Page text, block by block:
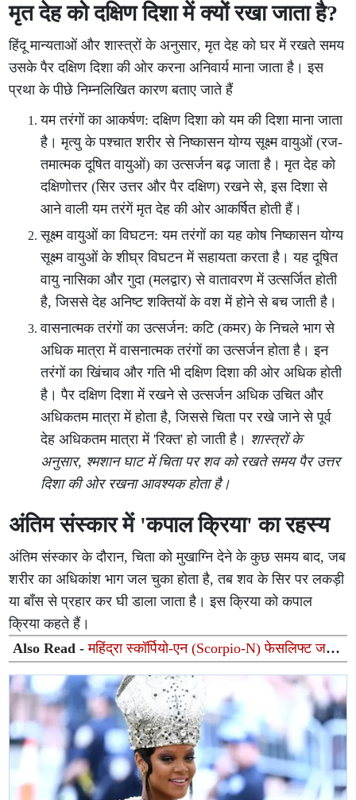
मृत देह को दक्षिण दिशा में क्यों रखा जाता है?
हिंदू मान्यताओं और शास्त्रों के अनुसार, मृत देह को घर में रखते समय
उसके पैर दक्षिण दिशा की ओर करना अनिवार्य माना जाता है। इस
प्रथा के पीछे निम्नलिखित कारण बताए जाते हैं
यम तरंगों का आकर्षण: दक्षिण दिशा को यम की दिशा माना जाता
है। मृत्यु के पश्चात शरीर से निष्कासन योग्य सूक्ष्म वायुओं (रज-
तमात्मक दूषित वायुओं) का उत्सर्जन बढ़ जाता है। मृत देह को
दक्षिणोत्तर (सिर उत्तर और पैर दक्षिण) रखने से, इस दिशा से
आने वाली यम तरंगें मृत देह की ओर आकर्षित होती हैं।
सूक्ष्म वायुओं का विघटन: यम तरंगों का यह कोष निष्कासन योग्य
सूक्ष्म वायुओं के शीघ्र विघटन में सहायता करता है। यह दूषित
वायु नासिका और गुदा (मलद्वार) से वातावरण में उत्सर्जित होती
है, जिससे देह अनिष्ट शक्तियों के वश में होने से बच जाती है।
वासनात्मक तरंगों का उत्सर्जन: कटि (कमर) के निचले भाग से
अधिक मात्रा में वासनात्मक तरंगों का उत्सर्जन होता है। इन
तरंगों का खिंचाव और गति भी दक्षिण दिशा की ओर अधिक होती
है। पैर दक्षिण दिशा में रखने से उत्सर्जन अधिक उचित और
अधिकतम मात्रा में होता है, जिससे चिता पर रखे जाने से पूर्व
देह अधिकतम मात्रा में 'रिक्त' हो जाती है। शास्त्रों के
अनुसार, श्मशान घाट में चिता पर शव को रखते समय पैर उत्तर
दिशा की ओर रखना आवश्यक होता है।
अंतिम संस्कार में 'कपाल क्रिया' का रहस्य
अंतिम संस्कार के दौरान, चिता को मुखाग्नि देने के कुछ समय बाद, जब
शरीर का अधिकांश भाग जल चुका होता है, तब शव के सिर पर लकड़ी
या बाँस से प्रहार कर घी डाला जाता है। इस क्रिया को कपाल
क्रिया कहते हैं।
Also Read -महिंद्रा स्कॉर्पियो-एन (Scorpio-N) फेसलिफ्ट जल्द
होगी लॉन्च: नए लुक, हाइटेक इंटीरियर और एडास (ADAS) सुरक्षा
से होगी लैस